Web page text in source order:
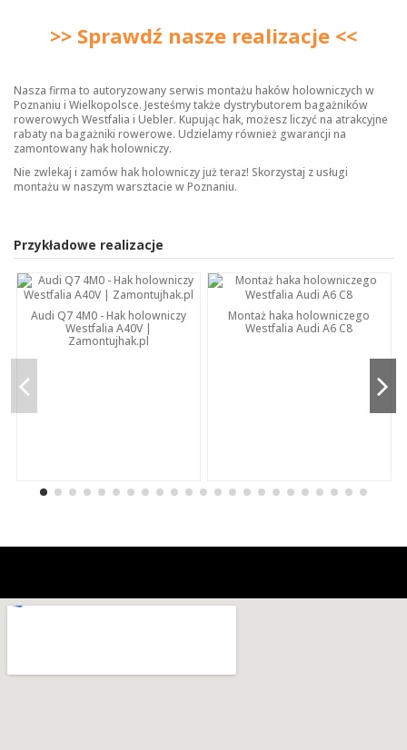
>> Sprawdź nasze realizacje <<
Nasza firma to autoryzowany serwis montażu haków holowniczych w
Poznaniu i Wielkopolsce. Jesteśmy także dystrybutorem bagażników
rowerowych Westfalia i Uebler. Kupując hak, możesz liczyć na atrakcyjne
rabaty na bagażniki rowerowe. Udzielamy również gwarancji na
zamontowany hak holowniczy.
Nie zwlekaj i zamów hak holowniczy już teraz! Skorzystaj z usługi
montażu w naszym warsztacie w Poznaniu.
Przykładowe realizacje
Audi Q7 4M0 - Hak holowniczy
Westfalia A40V |
Zamontujhak.pl
Montaż haka holowniczego
Westfalia Audi A6 C8